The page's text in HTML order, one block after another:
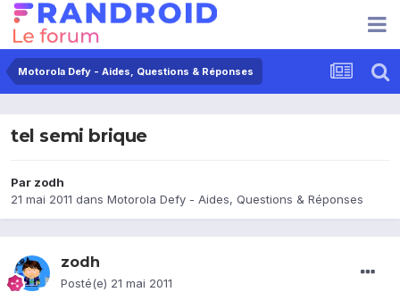
Motorola Defy - Aides, Questions & Réponses
tel semi brique
Par zodh
21 mai 2011 dans Motorola Defy - Aides, Questions & Réponses
zodh
Posté(e) 21 mai 2011